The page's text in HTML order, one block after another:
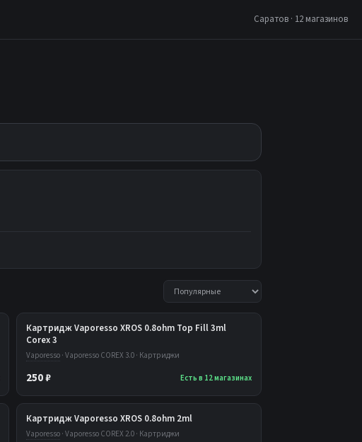
Саратов · 12 магазинов
Картридж Vaporesso XROS 0.8ohm Top Fill 3ml
Corex 3
Vaporesso · Vaporesso COREX 3.0 · Картриджи
250 ₽ Есть в 12 магазинах
Картридж Vaporesso XROS 0.8ohm 2ml
Vaporesso · Vaporesso COREX 2.0 · Картриджи